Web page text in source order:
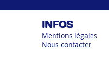
INFOS
Mentions légales
Nous contacter